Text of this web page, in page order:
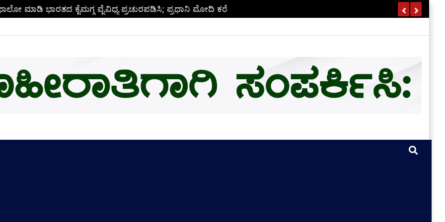
ಚಿನ್ನದ ಪದಕದ ಗರಿ: ಉನ್ನತ ಸಂಶೋಧನೆಗೆ ಅಮೆರಿಕಕ್ಕೆ ಪಯಣ